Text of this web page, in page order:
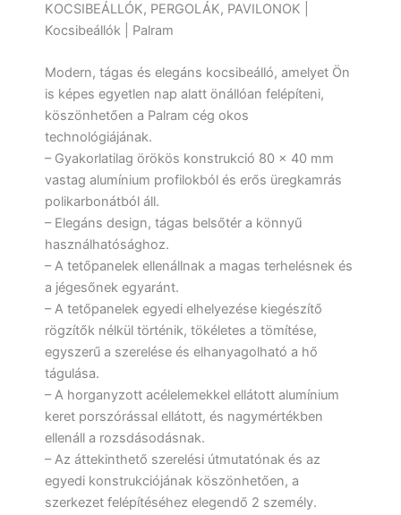
KOCSIBEÁLLÓK, PERGOLÁK, PAVILONOK |
Kocsibeállók | Palram
Modern, tágas és elegáns kocsibeálló, amelyet Ön
is képes egyetlen nap alatt önállóan felépíteni,
köszönhetően a Palram cég okos
technológiájának.
– Gyakorlatilag örökös konstrukció 80 x 40 mm
vastag alumínium profilokból és erős üregkamrás
polikarbonátból áll.
– Elegáns design, tágas belsőtér a könnyű
használhatósághoz.
– A tetőpanelek ellenállnak a magas terhelésnek és
a jégesőnek egyaránt.
– A tetőpanelek egyedi elhelyezése kiegészítő
rögzítők nélkül történik, tökéletes a tömítése,
egyszerű a szerelése és elhanyagolható a hő
tágulása.
– A horganyzott acélelemekkel ellátott alumínium
keret porszórással ellátott, és nagymértékben
ellenáll a rozsdásodásnak.
– Az áttekinthető szerelési útmutatónak és az
egyedi konstrukciójának köszönhetően, a
szerkezet felépítéséhez elegendő 2 személy.